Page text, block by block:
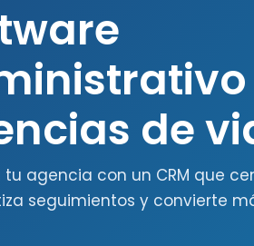
de
tu agencia con un CRM que
seguimientos y convierte